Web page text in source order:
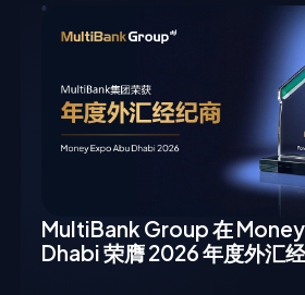
MultiBank Group 在
Dhabi 荣膺 2026 年度外汇